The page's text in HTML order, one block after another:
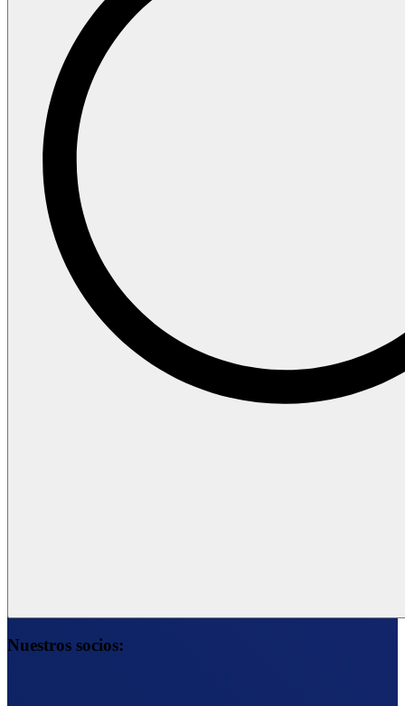
Nuestros socios: